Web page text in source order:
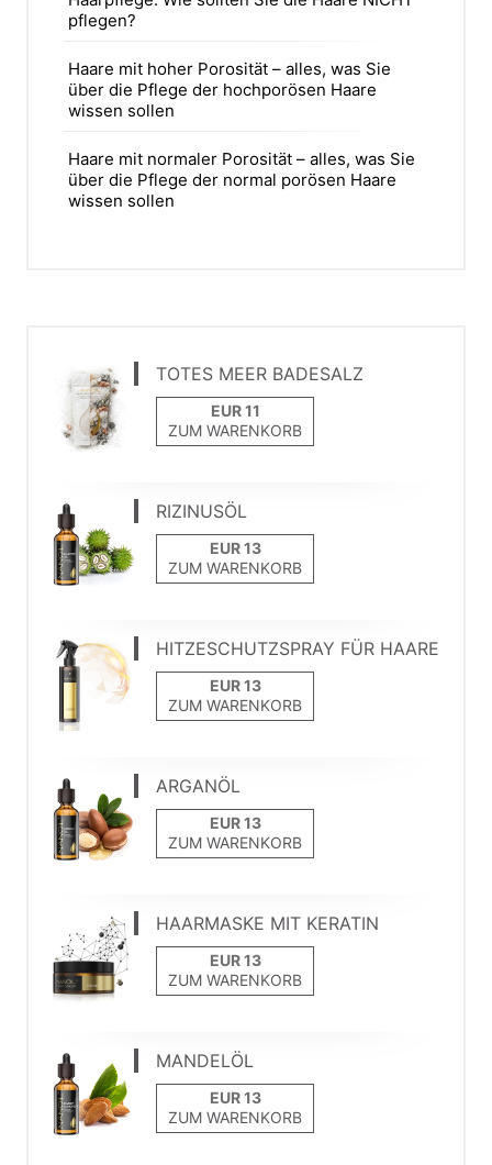
pflegen?
Haare mit hoher Porosität – alles, was Sie
über die Pflege der hochporösen Haare
wissen sollen
Haare mit normaler Porosität – alles, was Sie
über die Pflege der normal porösen Haare
wissen sollen
TOTES MEER BADESALZ
ZUM WARENKORB
RIZINUSÖL
ZUM WARENKORB
HITZESCHUTZSPRAY FÜR HAARE
ZUM WARENKORB
ARGANÖL
ZUM WARENKORB
HAARMASKE MIT KERATIN
ZUM WARENKORB
MANDELÖL
ZUM WARENKORB